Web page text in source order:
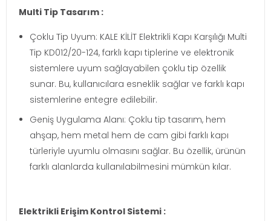
Multi Tip Tasarım :
Çoklu Tip Uyum: KALE KİLİT Elektrikli Kapı Karşılığı Multi
Tip KD012/20-124, farklı kapı tiplerine ve elektronik
sistemlere uyum sağlayabilen çoklu tip özellik
sunar. Bu, kullanıcılara esneklik sağlar ve farklı kapı
sistemlerine entegre edilebilir.
Geniş Uygulama Alanı: Çoklu tip tasarım, hem
ahşap, hem metal hem de cam gibi farklı kapı
türleriyle uyumlu olmasını sağlar. Bu özellik, ürünün
farklı alanlarda kullanılabilmesini mümkün kılar.
Elektrikli Erişim Kontrol Sistemi :